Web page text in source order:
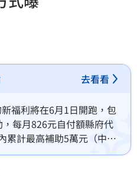
去看看
福利將在6月1日開跑，包
每月826元自付額縣府代
累計最高補助5萬元（中低
縣長徐榛蔚也發文提醒，健
醫診所確認。